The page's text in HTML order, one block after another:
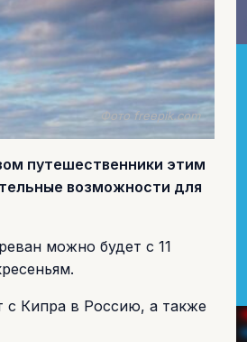
Фото freepik.com
путешественники этим
возможности для
можно будет с 11
с Кипра в Россию, а также